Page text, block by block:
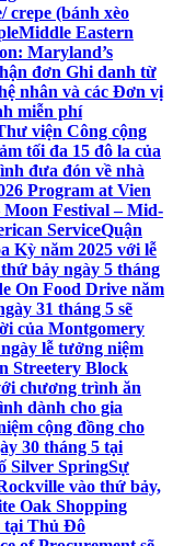
crepe (bánh xèo
Middle Eastern
Maryland’s
đơn Ghi danh từ
nhân và các Đơn vị
miễn phí
viện Công cộng
tối đa 15 đô la của
đưa đón về nhà
Program at Vien
Festival – Mid-
ServiceQuận
Kỳ năm 2025 với lễ
bảy ngày 5 tháng
On Food Drive năm
31 tháng 5 sẽ
của Montgomery
lễ tưởng niệm
Streetery Block
chương trình ăn
dành cho gia
cộng đồng cho
30 tháng 5 tại
Silver SpringSự
vào thứ bảy,
Oak Shopping
tại Thủ Đô